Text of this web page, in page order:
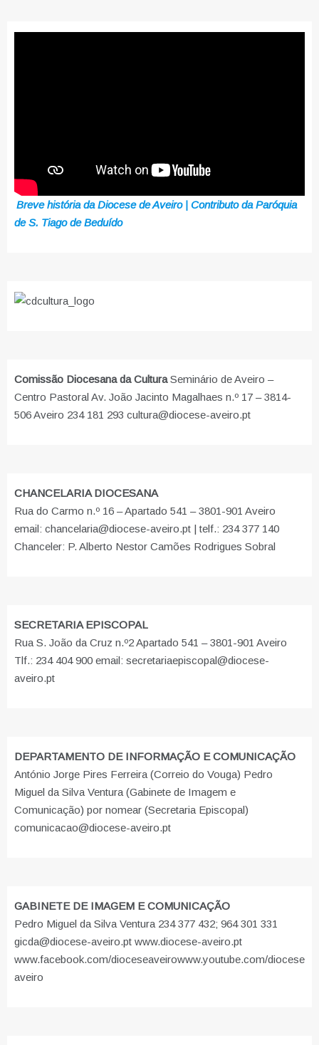
Breve história da Diocese de Aveiro | Contributo da Paróquia
de S. Tiago de Beduído
Comissão Diocesana da CulturaSeminário de Aveiro –
Centro Pastoral Av. João Jacinto Magalhaes n.º 17 – 3814-
506 Aveiro 234 181 293 cultura@diocese-aveiro.pt
CHANCELARIA DIOCESANA
Rua do Carmo n.º 16 – Apartado 541 – 3801-901 Aveiro
email: chancelaria@diocese-aveiro.pt | telf.: 234 377 140
Chanceler: P. Alberto Nestor Camões Rodrigues Sobral
SECRETARIA EPISCOPAL
Rua S. João da Cruz n.º2 Apartado 541 – 3801-901 Aveiro
Tlf.: 234 404 900 email: secretariaepiscopal@diocese-
aveiro.pt
DEPARTAMENTO DE INFORMAÇÃO E COMUNICAÇÃO
António Jorge Pires Ferreira (Correio do Vouga) Pedro
Miguel da Silva Ventura (Gabinete de Imagem e
Comunicação) por nomear (Secretaria Episcopal)
comunicacao@diocese-aveiro.pt
GABINETE DE IMAGEM E COMUNICAÇÃO
Pedro Miguel da Silva Ventura 234 377 432; 964 301 331
gicda@diocese-aveiro.pt www.diocese-aveiro.pt
www.facebook.com/dioceseaveirowww.youtube.com/diocese
aveiro